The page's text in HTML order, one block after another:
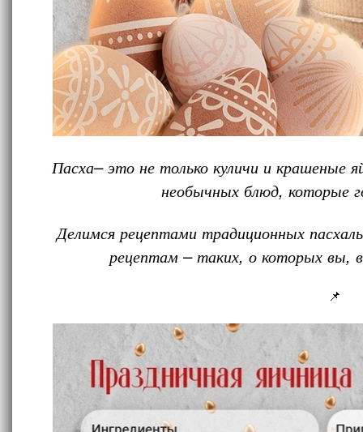
Пасха– это не только куличи и крашеные
необычных блюд, которые
Делимся рецептами традиционных
рецептам – таких, о которых
📌